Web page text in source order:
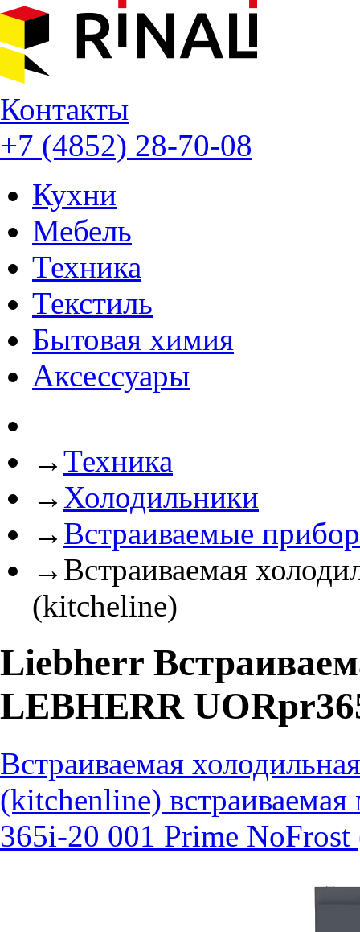
Контакты
+7 (4852) 28-70-08
Кухни
Мебель
Техника
Текстиль
Бытовая химия
Аксессуары
→Техника
→ Холодильники
→ Встраиваемые
→ Встраиваемая
(kitcheline)
Liebherr
LEBHERR
Встраиваемая
(kitchenline)
365i-20 001 Prime